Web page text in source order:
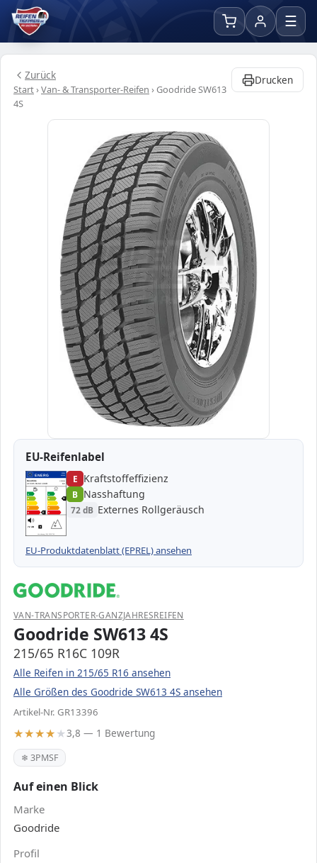
☰
Zurück
Start›Van- & Transporter-Reifen ›Goodride SW613
4S
Drucken
EU-Reifenlabel
ENERG 453689
Goodride GR13396
215/65 R16C 109R C2
A
C
E
E
A
B
C
E
72 dB
Verordnung (EU) 2020/740
E Kraftstoffeffizienz
B Nasshaftung
72 dB Externes Rollgeräusch
EU-Produktdatenblatt (EPREL) ansehen
VAN-TRANSPORTER-GANZJAHRESREIFEN
Goodride SW613 4S
215/65 R16C 109R
Alle Reifen in 215/65 R16 ansehen
Alle Größen des Goodride SW613 4S ansehen
Artikel-Nr. GR13396
3,8 — 1 Bewertung
❄ 3PMSF
Auf einen Blick
Marke
Goodride
Profil